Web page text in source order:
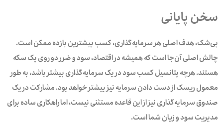
سخن پایانی
بی‌شک، هدف اصلی هر سرمایه‌گذاری، کسب بیشترین بازده ممکن است.
چالش اصلی آن‌جا است که همیشه در اقتصاد، سود و ضرر دو روی یک سکه
هستند. هرچه پتانسیل کسب سود در یک سرمایه‌گذاری بیشتر باشد، به طور
معمول ریسک از دست دادن سرمایه نیز بیشتر خواهد بود. مشارکت در یک
صندوق سرمایه‌گذاری نیز از این قاعده مستثنی نیست، اما راهکاری ساده برای
مدیریت سود و زیان شما است.